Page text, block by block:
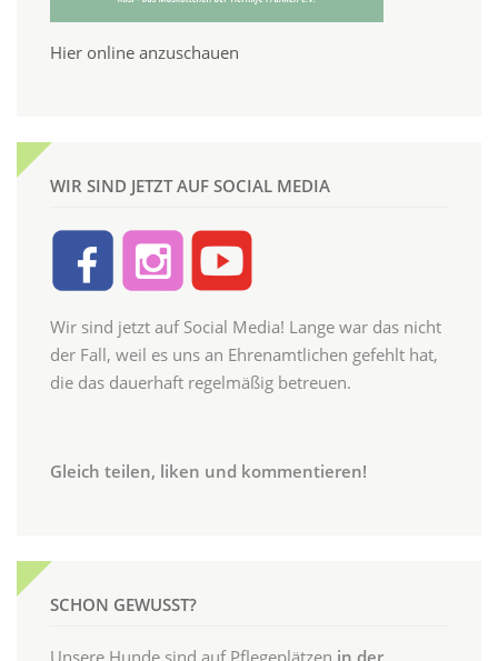
Hier online anzuschauen
WIR SIND JETZT AUF SOCIAL MEDIA
Wir sind jetzt auf Social Media! Lange war das nicht
der Fall, weil es uns an Ehrenamtlichen gefehlt hat,
die das dauerhaft regelmäßig betreuen.
Gleich teilen, liken und kommentieren!
SCHON GEWUSST?